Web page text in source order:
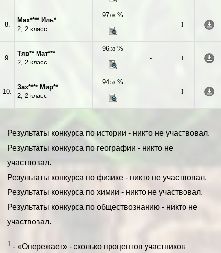
8.
Мах**** Иль*
2, 2 класс
97,08 %
-
I
9.
Тяв** Мат***
2, 2 класс
96,33 %
-
I
10.
Зах**** Мир**
2, 2 класс
94,53 %
-
I
Результаты конкурса по истории - никто не участвовал.
Результаты конкурса по географии - никто не
участвовал.
Результаты конкурса по физике - никто не участвовал.
Результаты конкурса по химии - никто не участвовал.
Результаты конкурса по обществознанию - никто не
участвовал.
1 - «Опережает» - сколько процентов участников